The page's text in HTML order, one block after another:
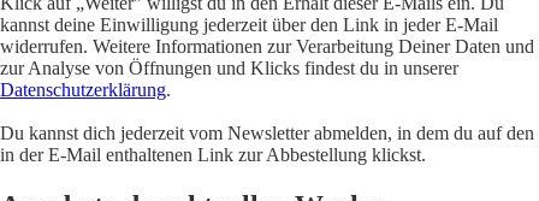
kannst deine Einwilligung jederzeit über den Link in jeder E-Mail
widerrufen. Weitere Informationen zur Verarbeitung Deiner Daten und
zur Analyse von Öffnungen und Klicks findest du in unserer
Datenschutzerklärung.
Du kannst dich jederzeit vom Newsletter abmelden, in dem du auf den
in der E-Mail enthaltenen Link zur Abbestellung klickst.